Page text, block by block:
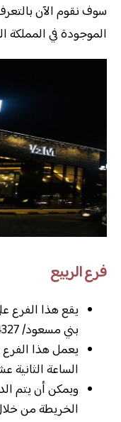
سوف نقوم الآن
الموجودة في المملكة
فرع الربيع
بني مسعود/ 4327، الرياض 13315.
يعمل هذا
الساعة الثانية
ويمكن أن يتم
الخريطة من